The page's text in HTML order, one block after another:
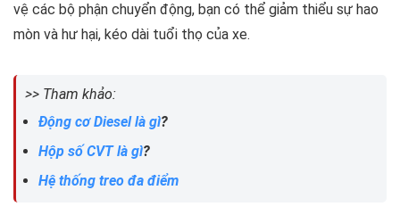
vệ các bộ phận chuyển động, bạn có thể giảm thiểu sự hao
mòn và hư hại, kéo dài tuổi thọ của xe.
>> Tham khảo:
Động cơ Diesel là gì?
Hộp số CVT là gì?
Hệ thống treo đa điểm